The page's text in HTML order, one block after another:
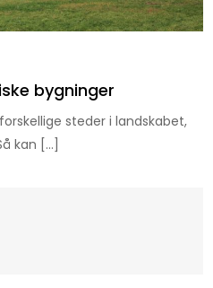
bygninger
steder i landskabet,
kan […]